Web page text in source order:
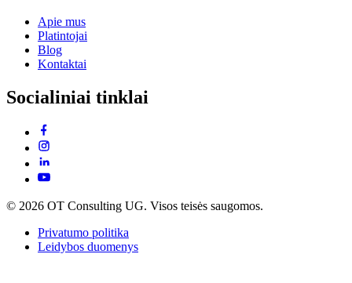
Apie mus
Platintojai
Blog
Kontaktai
Socialiniai tinklai
© 2026 OT Consulting UG. Visos teisės saugomos.
Privatumo politika
Leidybos duomenys